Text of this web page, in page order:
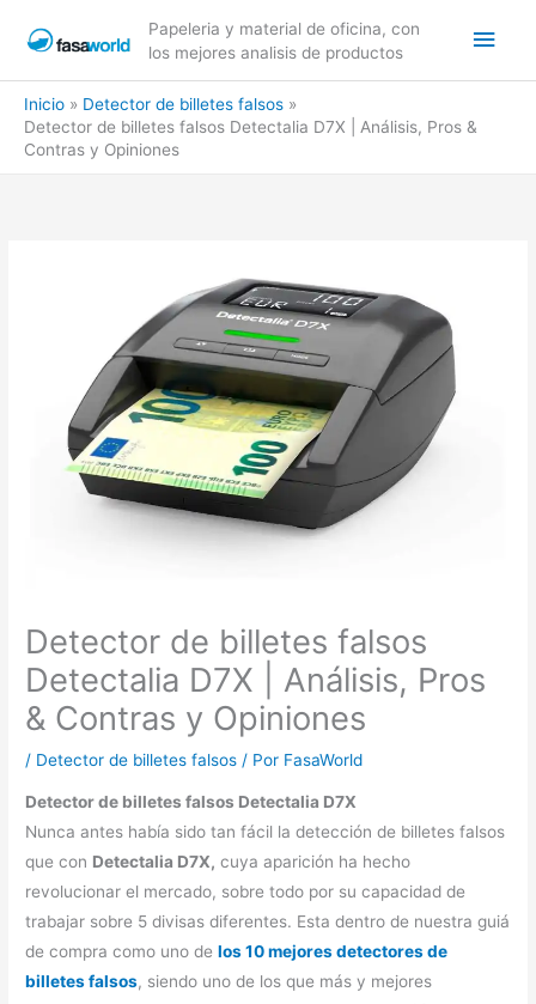
Papeleria y material de oficina, con
los mejores analisis de productos
Inicio
Detector de billetes falsos
Detector de billetes falsos Detectalia D7X | Análisis, Pros &
Contras y Opiniones
Detector de billetes falsos
Detectalia D7X | Análisis, Pros
& Contras y Opiniones
/ Detector de billetes falsos / Por FasaWorld
Detector de billetes falsos Detectalia D7X
Nunca antes había sido tan fácil la detección de billetes falsos
que con Detectalia D7X, cuya aparición ha hecho
revolucionar el mercado, sobre todo por su capacidad de
trabajar sobre 5 divisas diferentes. Esta dentro de nuestra guiá
de compra como uno delos 10 mejores detectores de
billetes falsos, siendo uno de los que más y mejores